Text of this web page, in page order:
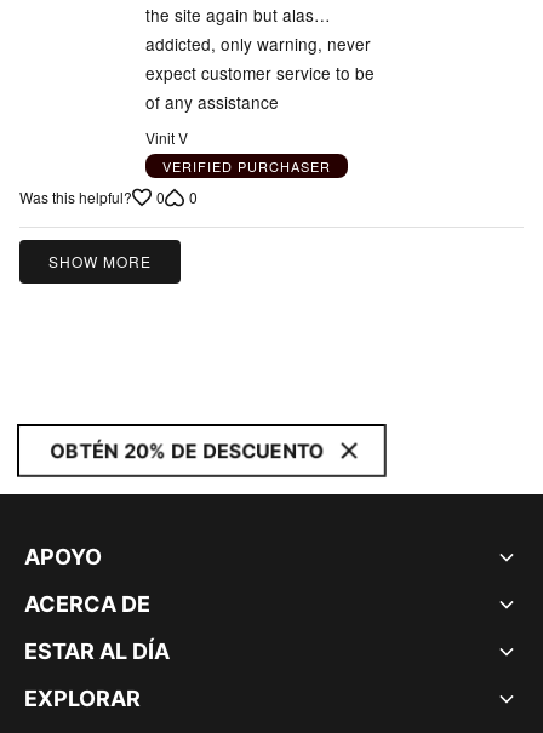
the site again but alas…
addicted, only warning, never
expect customer service to be
of any assistance
Vinit V
VERIFIED PURCHASER
Was this helpful? 0 0
SHOW MORE
OBTÉN 20% DE DESCUENTO
APOYO
ACERCA DE
ESTAR AL DÍA
EXPLORAR